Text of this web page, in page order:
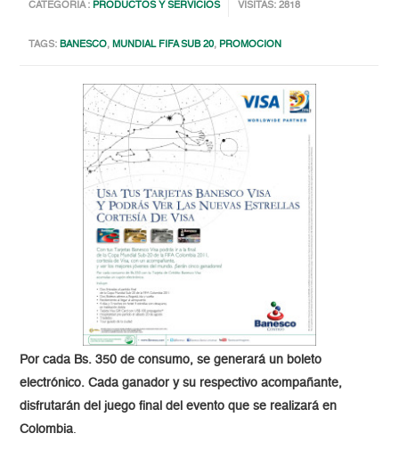
CATEGORIA : PRODUCTOS Y SERVICIOS VISITAS: 2818
TAGS:BANESCO,MUNDIAL FIFA SUB 20, PROMOCION
Por cada Bs. 350 de consumo, se generará un boleto
electrónico. Cada ganador y su respectivo acompañante,
disfrutarán del juego final del evento que se realizará en
Colombia